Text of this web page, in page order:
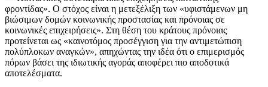
φροντίδας». Ο στόχος είναι η μετεξέλιξη των «υφιστάμενων μη
βιώσιμων δομών κοινωνικής προστασίας και πρόνοιας σε
κοινωνικές επιχειρήσεις». Στη θέση του κράτους πρόνοιας
προτείνεται ως «καινοτόμος προσέγγιση για την αντιμετώπιση
πολύπλοκων αναγκών», απηχώντας την ιδέα ότι ο επιμερισμός
πόρων βάσει της ιδιωτικής αγοράς αποφέρει πιο αποδοτικά
αποτελέσματα.